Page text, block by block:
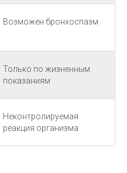
Возможен бронхоспазм
Только по жизненным
показаниям
Неконтролируемая
реакция организма